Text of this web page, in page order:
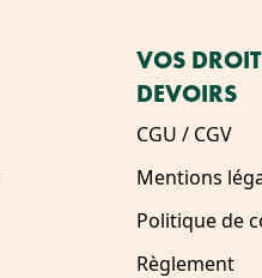
VOS
DEVOIRS
CGU / CGV
Mentions
Politique de
Règlement